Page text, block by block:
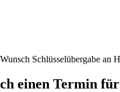
Schlüsselübergabe an
einen Termin